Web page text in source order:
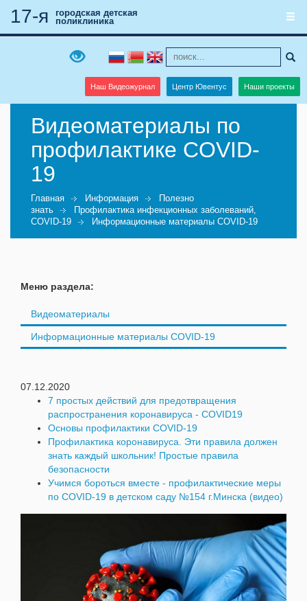
Наш Видеожурнал Центр Ювентус Наши проекты
17-я
городская детская
поликлиника
Видеоматериалы по
профилактике COVID-
19
Главная Информация
Полезно
знать
Профилактика инфекционных заболеваний,
COVID-19
Информационные материалы COVID-19
Меню раздела:
Видеоматериалы
Информационные материалы COVID-19
07.12.2020
7 простых действий для предотвращения
распространения коронавируса - COVID19
Основы профилактики COVID-19
Профилактика коронавируса. Эти правила должен
знать каждый школьник! Простые правила
безопасности
Учимся бороться вместе - профилактические меры
по COVID-19 в детском саду №154 г.Минска (видео)